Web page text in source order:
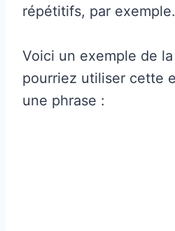
répétitifs, par exemple.
Voici un exemple de
pourriez utiliser cette
une phrase :